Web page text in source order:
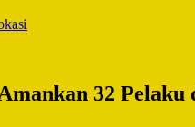
32 Pelaku